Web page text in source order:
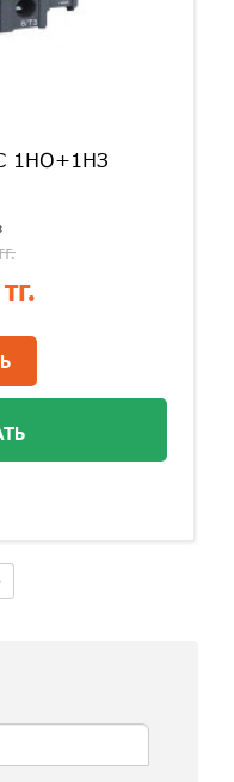
1НО+1НЗ